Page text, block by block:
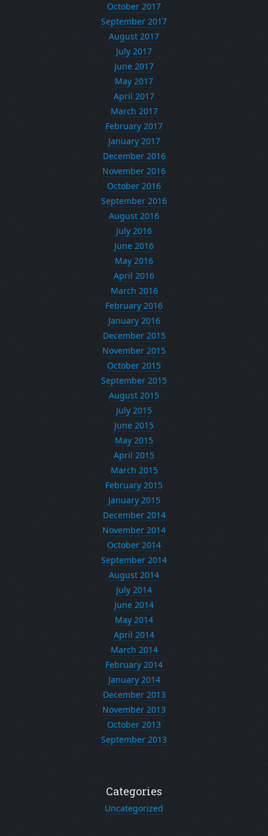
October 2017
September 2017
August 2017
July 2017
June 2017
May 2017
April 2017
March 2017
February 2017
January 2017
December 2016
November 2016
October 2016
September 2016
August 2016
July 2016
June 2016
May 2016
April 2016
March 2016
February 2016
January 2016
December 2015
November 2015
October 2015
September 2015
August 2015
July 2015
June 2015
May 2015
April 2015
March 2015
February 2015
January 2015
December 2014
November 2014
October 2014
September 2014
August 2014
July 2014
June 2014
May 2014
April 2014
March 2014
February 2014
January 2014
December 2013
November 2013
October 2013
September 2013
Categories
Uncategorized